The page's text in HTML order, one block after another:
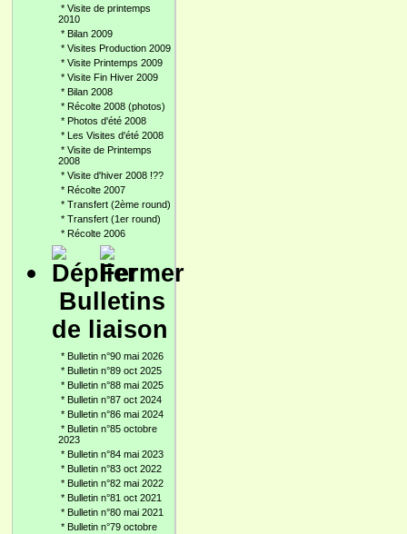
* Visite de printemps
2010
* Bilan 2009
* Visites Production 2009
* Visite Printemps 2009
* Visite Fin Hiver 2009
* Bilan 2008
* Récolte 2008 (photos)
* Photos d'été 2008
* Les Visites d'été 2008
* Visite de Printemps
2008
* Visite d'hiver 2008 !??
* Récolte 2007
* Transfert (2ème round)
* Transfert (1er round)
* Récolte 2006
Bulletins
de liaison
* Bulletin n°90 mai 2026
* Bulletin n°89 oct 2025
* Bulletin n°88 mai 2025
* Bulletin n°87 oct 2024
* Bulletin n°86 mai 2024
* Bulletin n°85 octobre
2023
* Bulletin n°84 mai 2023
* Bulletin n°83 oct 2022
* Bulletin n°82 mai 2022
* Bulletin n°81 oct 2021
* Bulletin n°80 mai 2021
* Bulletin n°79 octobre